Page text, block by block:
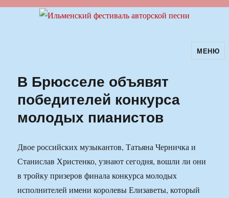
Ильменский фестиваль авторскойМЕНЮ
В Брюсселе объявят
победителей конкурса
молодых пианистов
Двое российских музыкантов, Татьяна Черничка и
Станислав Христенко, узнают сегодня, вошли ли они
в тройку призеров финала конкурса молодых
исполнителей имени королевы Елизаветы, который